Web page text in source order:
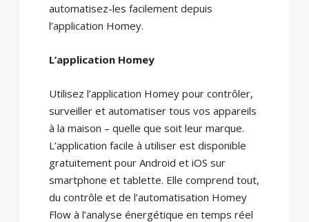
automatisez-les facilement depuis
l’application Homey.
L’application Homey
Utilisez l’application Homey pour contrôler,
surveiller et automatiser tous vos appareils
à la maison – quelle que soit leur marque.
L’application facile à utiliser est disponible
gratuitement pour Android et iOS sur
smartphone et tablette. Elle comprend tout,
du contrôle et de l’automatisation Homey
Flow à l’analyse énergétique en temps réel